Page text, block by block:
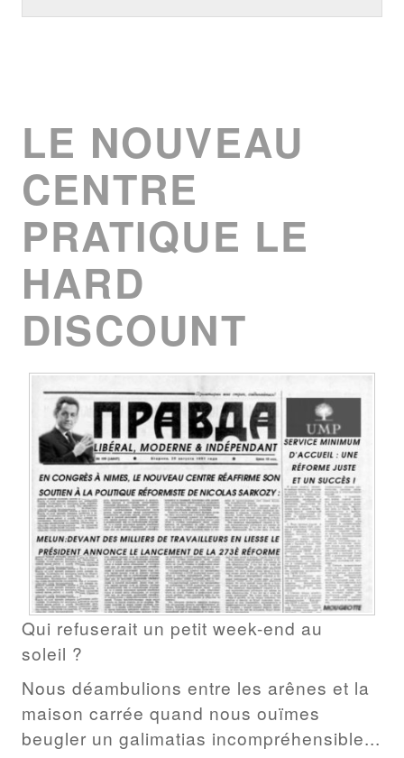
LE NOUVEAU
CENTRE
PRATIQUE LE
HARD
DISCOUNT
Qui refuserait un petit week-end au
soleil ?
Nous déambulions entre les arênes et la
maison carrée quand nous ouïmes
beugler un galimatias incompréhensible...